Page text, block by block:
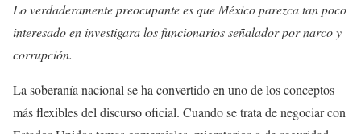
Lo verdaderamente preocupante es que México parezca tan poco
interesado en investigara los funcionarios señalador por narco y
corrupción.
La soberanía nacional se ha convertido en uno de los conceptos
más flexibles del discurso oficial. Cuando se trata de negociar con